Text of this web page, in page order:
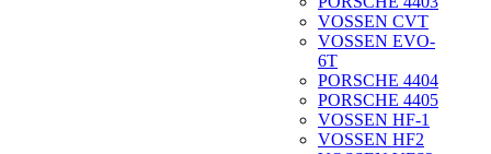
VOSSEN CVT
VOSSEN EVO-
6T
PORSCHE 4404
PORSCHE 4405
VOSSEN HF-1
VOSSEN HF2